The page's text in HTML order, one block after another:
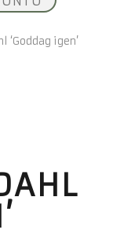
‘Goddag igen’